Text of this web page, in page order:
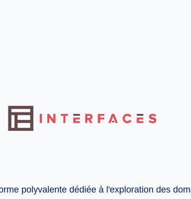
polyvalente dédiée à l'exploration des